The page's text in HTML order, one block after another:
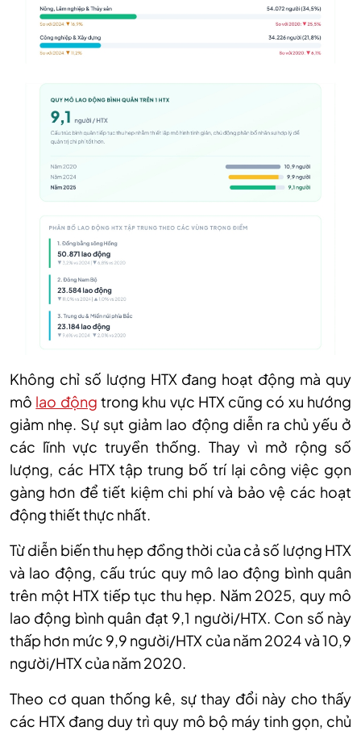
Không chỉ số lượng HTX đang hoạt động mà quy
mô lao động trong khu vực HTX cũng có xu hướng
giảm nhẹ. Sự sụt giảm lao động diễn ra chủ yếu ở
các lĩnh vực truyền thống. Thay vì mở rộng số
lượng, các HTX tập trung bố trí lại công việc gọn
gàng hơn để tiết kiệm chi phí và bảo vệ các hoạt
động thiết thực nhất.
Từ diễn biến thu hẹp đồng thời của cả số lượng HTX
và lao động, cấu trúc quy mô lao động bình quân
trên một HTX tiếp tục thu hẹp. Năm 2025, quy mô
lao động bình quân đạt 9,1 người/HTX. Con số này
thấp hơn mức 9,9 người/HTX của năm 2024 và 10,9
người/HTX của năm 2020.
Theo cơ quan thống kê, sự thay đổi này cho thấy
các HTX đang duy trì quy mô bộ máy tinh gọn, chủ